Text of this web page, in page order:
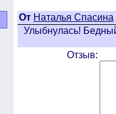
От Наталья Спасина
Улыбнулась!
Отзыв: